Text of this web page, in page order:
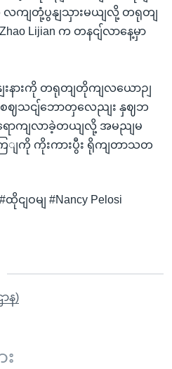
ကျတုံ့ပွနျသှားမယျလို့ တရုတျ
Lijian က တနငျ်လာနေ့မှာ
းနားကို တရုတျတိုကျလယောဉျ
ဈသငျ်ဘောတှလေညျး နှဈဘ
ောကျလာခဲ့တယျလို့ အမညျမ
ျကို ကိုးကားပွီး ရိုကျတာသတ
ထိုငျဝမျ #Nancy Pelosi
န)
း